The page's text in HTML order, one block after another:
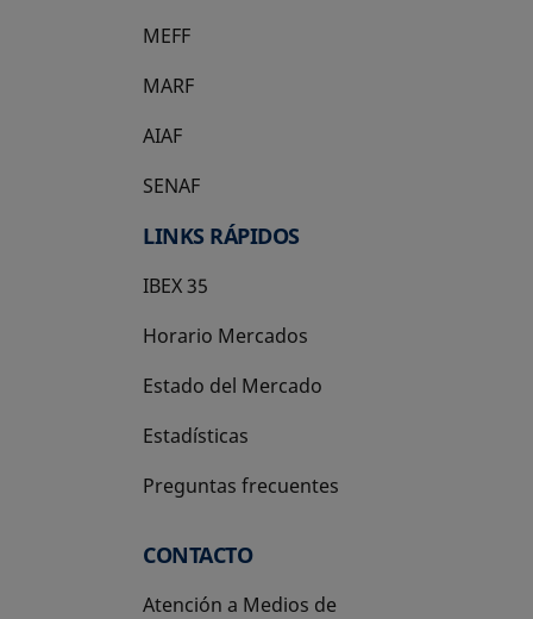
MEFF
se abre en una pestaña nueva
MARF
AIAF
SENAF
LINKS RÁPIDOS
IBEX 35
Horario Mercados
Estado del Mercado
Estadísticas
Preguntas frecuentes
CONTACTO
Atención a Medios de